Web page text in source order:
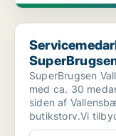
Servicemedarbejder,
SuperBrugsen
med ca. 30
siden af
butikstorv.Vi